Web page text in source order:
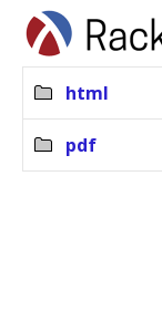
html
pdf